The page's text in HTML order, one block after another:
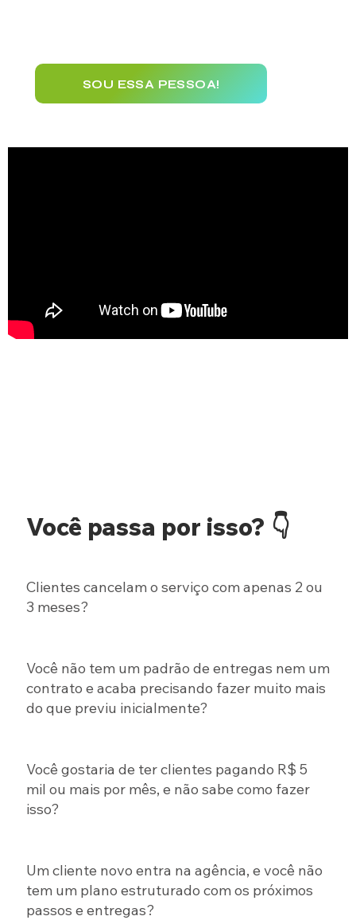
SOU ESSA PESSOA!
Você passa por isso? 👇
Clientes cancelam o serviço com apenas 2 ou
3 meses?
Você não tem um padrão de entregas nem um
contrato e acaba precisando fazer muito mais
do que previu inicialmente?
Você gostaria de ter clientes pagando R$ 5
mil ou mais por mês, e não sabe como fazer
isso?
Um cliente novo entra na agência, e você não
tem um plano estruturado com os próximos
passos e entregas?